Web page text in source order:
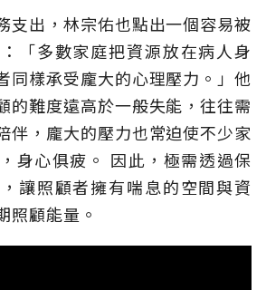
支出，林宗佑也點出一個容易被
「多數家庭把資源放在病人身
同樣承受龐大的心理壓力。」他
的難度遠高於一般失能，往往需
伴，龐大的壓力也常迫使不少家
身心俱疲。 因此，極需透過保
讓照顧者擁有喘息的空間與資
照顧能量。